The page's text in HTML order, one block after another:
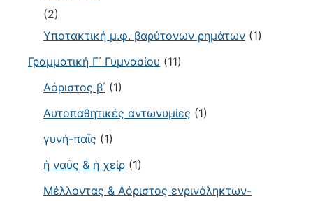
(2)
Υποτακτική μ.φ. βαρύτονων ρημάτων(1)
Γραμματική Γ΄ Γυμνασίου (11)
Αόριστος β΄ (1)
Αυτοπαθητικές αντωνυμίες (1)
γυνή-παῖς (1)
ἡ ναῦς & ἡ χείρ(1)
Μέλλοντας & Αόριστος ενρινόληκτων-